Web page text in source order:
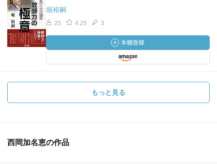
堀裕嗣
25 4.25 3
もっと見る
西岡加名恵の作品